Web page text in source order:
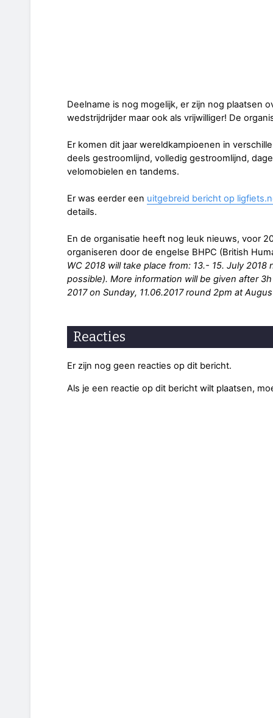
Deelname is nog mogelijk, er zijn nog plaatsen
wedstrijdrijder maar ook als vrijwilliger! De
Er komen dit jaar wereldkampioenen in
deels gestroomlijnd, volledig gestroomlijnd,
velomobielen en tandems.
Er was eerder een uitgebreid bericht op
details.
En de organisatie heeft nog leuk nieuws, voor
organiseren door de engelse BHPC (British
WC 2018 will take place from: 13.- 15. July
possible). More information will be given after
2017 on Sunday, 11.06.2017 round 2pm at
Reacties
Er zijn nog geen reacties op dit bericht.
Als je een reactie op dit bericht wilt plaatsen,